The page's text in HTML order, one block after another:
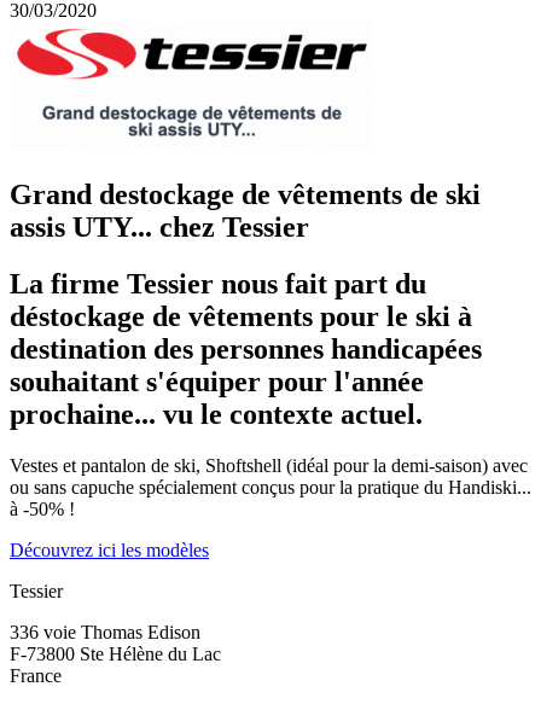
30/03/2020
Grand destockage de vêtements de ski
assis UTY... chez Tessier
La firme Tessier nous fait part du
déstockage de vêtements pour le ski à
destination des personnes handicapées
souhaitant s'équiper pour l'année
prochaine... vu le contexte actuel.
Vestes et pantalon de ski, Shoftshell (idéal pour la demi-saison) avec
ou sans capuche spécialement conçus pour la pratique du Handiski...
à -50% !
Découvrez ici les modèles
Tessier
336 voie Thomas Edison
F-73800 Ste Hélène du Lac
France